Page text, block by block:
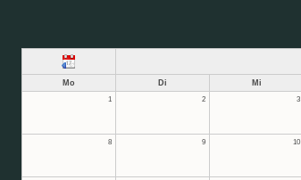
Mo Di Mi
1 2 3
8 9 10